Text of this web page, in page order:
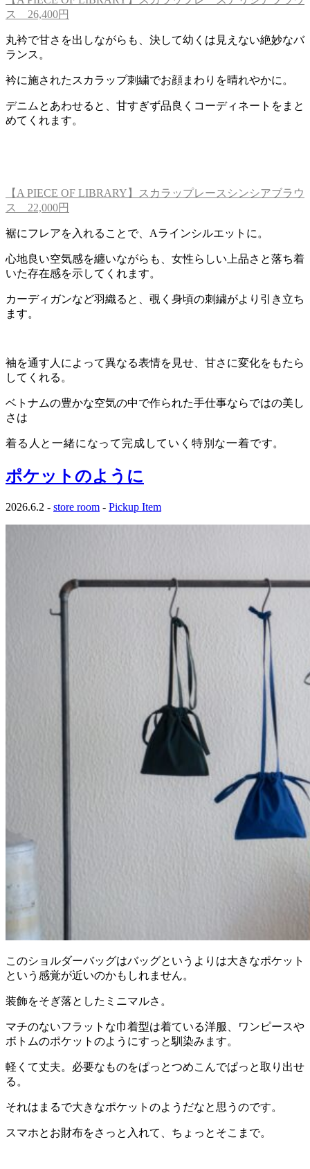
ス 26,400円
丸衿で甘さを出しながらも、決して幼くは見えない絶妙なバ
ランス。
衿に施されたスカラップ刺繍でお顔まわりを晴れやかに。
デニムとあわせると、甘すぎず品良くコーディネートをまと
めてくれます。
【A PIECE OF LIBRARY】スカラップレースシンシアブラウ
ス 22,000円
裾にフレアを入れることで、Aラインシルエットに。
心地良い空気感を纏いながらも、女性らしい上品さと落ち着
いた存在感を示してくれます。
カーディガンなど羽織ると、覗く身頃の刺繍がより引き立ち
ます。
袖を通す人によって異なる表情を見せ、甘さに変化をもたら
してくれる。
ベトナムの豊かな空気の中で作られた手仕事ならではの美し
さは
着る人と一緒になって完成していく 特別な一着です。
ポケットのように
2026.6.2 - store room - Pickup Item
このショルダーバッグはバッグというよりは大きなポケット
という感覚が近いのかもしれません。
装飾をそぎ落としたミニマルさ。
マチのないフラットな巾着型は着ている洋服、ワンピースや
ボトムのポケットのようにすっと馴染みます。
軽くて丈夫。必要なものをぱっとつめこんでぱっと取り出せ
る。
それはまるで大きなポケットのようだなと思うのです。
スマホとお財布をさっと入れて、ちょっとそこまで。